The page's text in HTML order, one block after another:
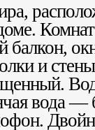
балкон,
и
вода